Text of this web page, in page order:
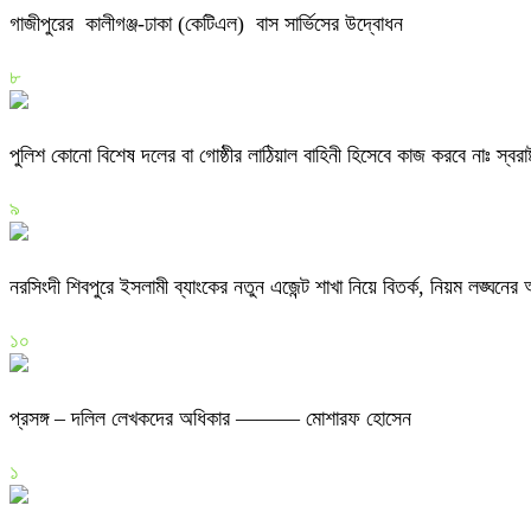
গাজীপুরের কালীগঞ্জ-ঢাকা (কেটিএল) বাস সার্ভিসের উদ্বোধন
৮
পুলিশ কোনো বিশেষ দলের বা গোষ্ঠীর লাঠিয়াল বাহিনী হিসেবে কাজ করবে নাঃ
৯
নরসিংদী শিবপুরে ইসলামী ব্যাংকের নতুন এজেন্ট শাখা নিয়ে বিতর্ক, নিয়ম
১০
প্রসঙ্গ – দলিল লেখকদের অধিকার ——— মোশারফ হোসেন
১